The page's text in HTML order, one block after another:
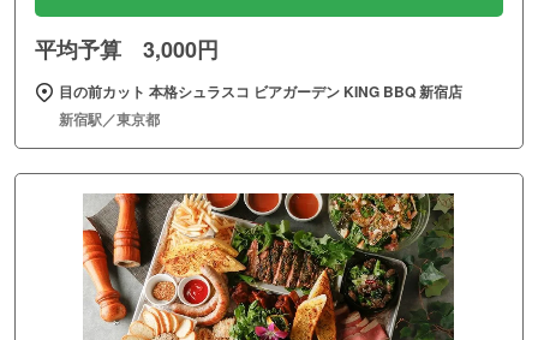
平均予算 3,000円
目の前カット 本格シュラスコ ビアガーデン KING BBQ 新宿店
新宿駅／東京都